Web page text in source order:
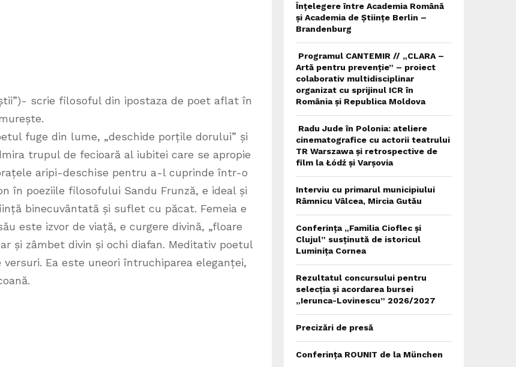
scrie filosoful din ipostaza de poet aflat în
fuge din lume, „deschide porțile dorului” și
trupul de fecioară al iubitei care se apropie
aripi-deschise pentru a-l cuprinde într-o
în poeziile filosofului Sandu Frunză, e ideal și
binecuvântată și suflet cu păcat. Femeia e
este izvor de viață, e curgere divină, „floare
și zâmbet divin și ochi diafan. Meditativ poetul
Ea este uneori întruchiparea eleganței,
Înțelegere între Academia Română
și Academia de Științe Berlin –
Brandenburg
Programul CANTEMIR // „CLARA –
Artă pentru prevenție” – proiect
colaborativ multidisciplinar
organizat cu sprijinul ICR în
România și Republica Moldova
Radu Jude în Polonia: ateliere
cinematografice cu actorii teatrului
TR Warszawa și retrospective de
film la Łódź și Varșovia
Interviu cu primarul municipiului
Râmnicu Vâlcea, Mircia Gutău
Conferința „Familia Cioflec și
Clujul” susținută de istoricul
Luminița Cornea
Rezultatul concursului pentru
selecția și acordarea bursei
„Ierunca-Lovinescu” 2026/2027
Precizări de presă
Conferința ROUNIT de la München